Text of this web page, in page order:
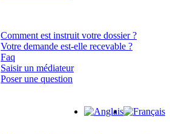
Comment est instruit votre dossier ?
Votre demande est-elle recevable ?
Faq
Saisir un médiateur
Poser une question